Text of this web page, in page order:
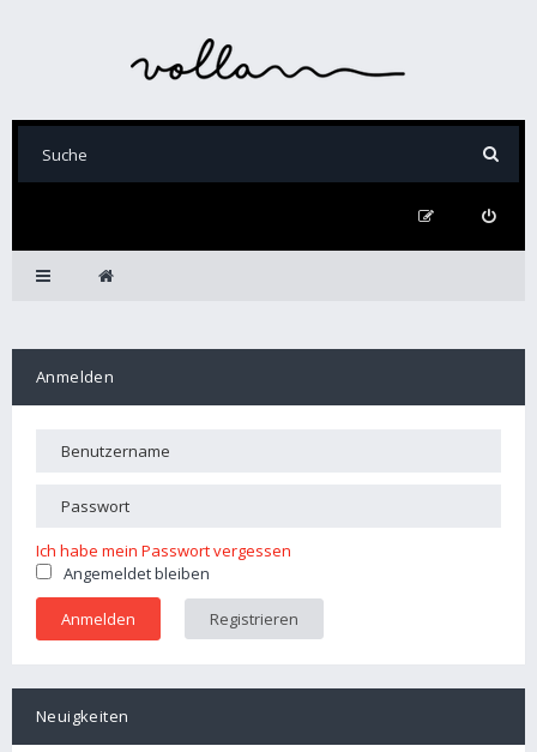
Anmelden
Ich habe mein Passwort vergessen
Angemeldet bleiben
Registrieren
Neuigkeiten